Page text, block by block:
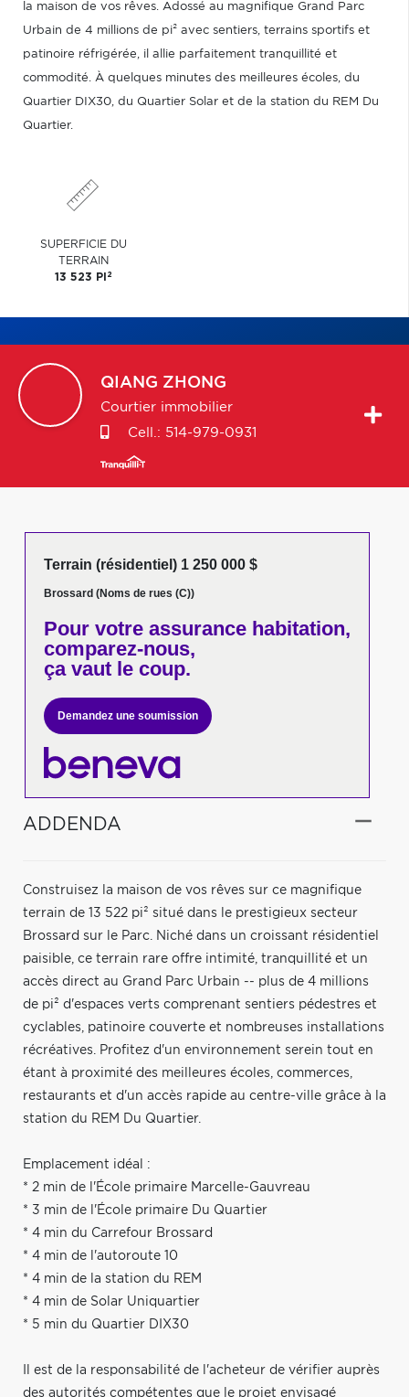
la maison de vos rêves. Adossé au magnifique Grand Parc
Urbain de 4 millions de pi² avec sentiers, terrains sportifs et
patinoire réfrigérée, il allie parfaitement tranquillité et
commodité. À quelques minutes des meilleures écoles, du
Quartier DIX30, du Quartier Solar et de la station du REM Du
Quartier.
SUPERFICIE DU
TERRAIN
13 523 PI 2
QIANG ZHONG
Courtier immobilier
Cell.: 514-979-0931
Terrain (résidentiel) 1 250 000 $
Brossard (Noms de rues (C))
Pour votreassurance habitation,
comparez-nous,
ça vaut le coup.
Demandez une soumission
ADDENDA
Construisez la maison de vos rêves sur ce magnifique
terrain de 13 522 pi² situé dans le prestigieux secteur
Brossard sur le Parc. Niché dans un croissant résidentiel
paisible, ce terrain rare offre intimité, tranquillité et un
accès direct au Grand Parc Urbain -- plus de 4 millions
de pi² d'espaces verts comprenant sentiers pédestres et
cyclables, patinoire couverte et nombreuses installations
récréatives. Profitez d'un environnement serein tout en
étant à proximité des meilleures écoles, commerces,
restaurants et d'un accès rapide au centre-ville grâce à la
station du REM Du Quartier.
Emplacement idéal :
* 2 min de l'École primaire Marcelle-Gauvreau
* 3 min de l'École primaire Du Quartier
* 4 min du Carrefour Brossard
* 4 min de l'autoroute 10
* 4 min de la station du REM
* 4 min de Solar Uniquartier
* 5 min du Quartier DIX30
Il est de la responsabilité de l'acheteur de vérifier auprès
des autorités compétentes que le projet envisagé